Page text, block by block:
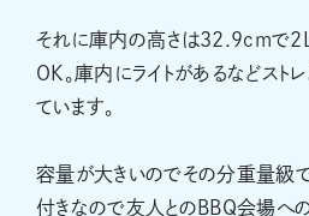
それに庫内の高さは32.9cmで2L
OK。庫内にライトがあるなどスト
ています。
容量が大きいのでその分重量級
付きなので友人とのBBQ会場へ